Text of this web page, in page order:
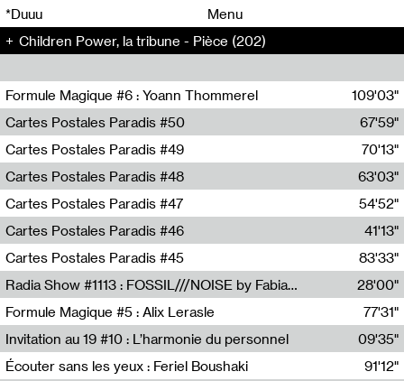
*Duuu
Menu
Children Power, la tribune - Pièce (202)
Formule Magique #6 : Yoann Thommerel
Nathalie Lacroix,Yoann Thommerel
109'03"
Cartes Postales Paradis #50
Zoé Leroux
67'59"
Cartes Postales Paradis #49
Aurore Portales
70'13"
Cartes Postales Paradis #48
Mathias Dupaquier
63'03"
Cartes Postales Paradis #47
Raymond Engramer
54'52"
Cartes Postales Paradis #46
Sarah Banville
41'13"
Cartes Postales Paradis #45
Mateo Cuin
83'33"
Radia Show #1113 : FOSSIL///NOISE by Fabiana Gibim / Wave Farm
Wave Farm
28'00"
Formule Magique #5 : Alix Lerasle
Nathalie Lacroix
77'31"
Invitation au 19 #10 : L’harmonie du personnel
19, CRAC
09'35"
Écouter sans les yeux : Feriel Boushaki
91'12"
00 00
00 00